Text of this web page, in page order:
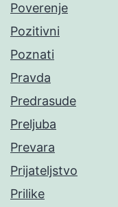
Poverenje
Pozitivni
Poznati
Pravda
Predrasude
Preljuba
Prevara
Prijateljstvo
Prilike